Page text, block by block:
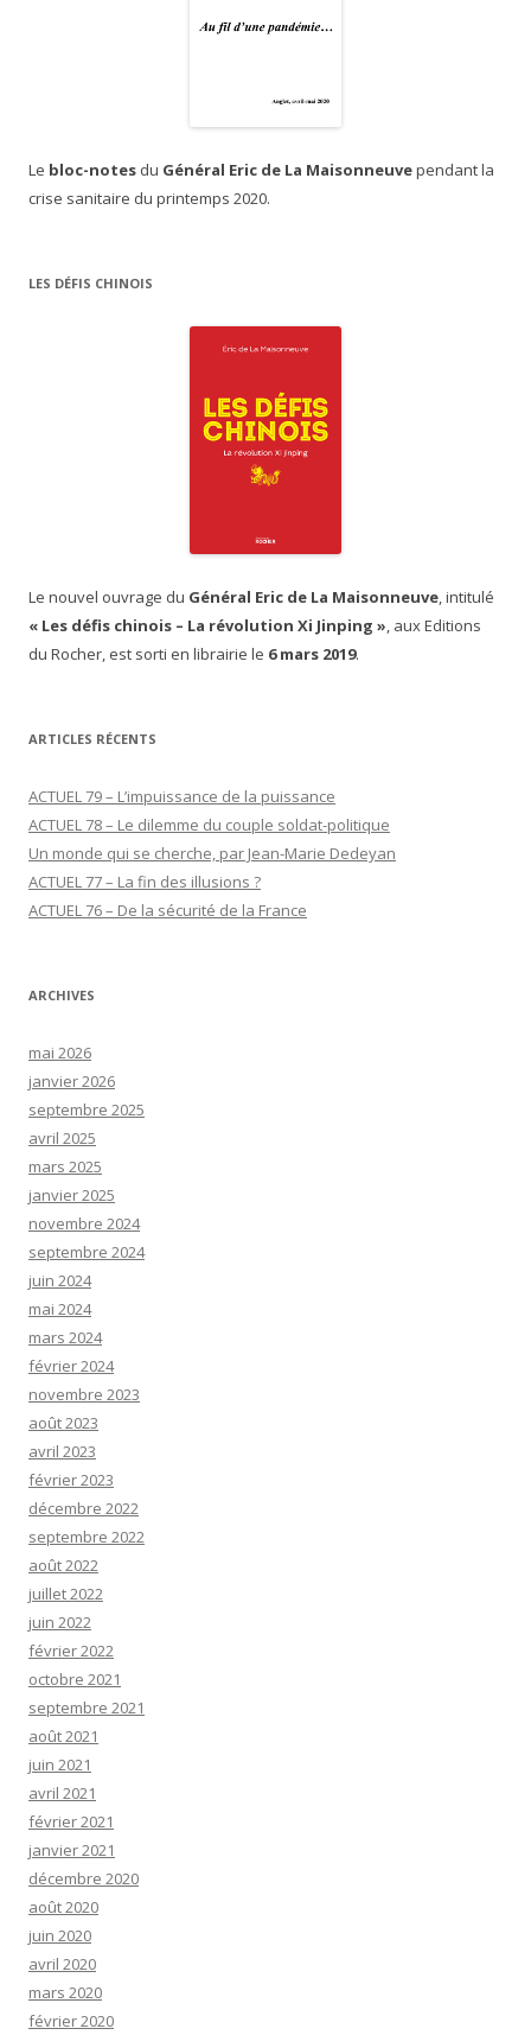
Le bloc-notes du Général Eric de La Maisonneuvependant la
crise sanitaire du printemps 2020.
LES DÉFIS CHINOIS
Le nouvel ouvrage du Général Eric de La Maisonneuve, intitulé
« Les défis chinois – La révolution Xi Jinping », aux Editions
du Rocher, est sorti en librairie le 6 mars 2019.
ARTICLES RÉCENTS
ACTUEL 79 – L’impuissance de la puissance
ACTUEL 78 – Le dilemme du couple soldat-politique
Un monde qui se cherche, par Jean-Marie Dedeyan
ACTUEL 77 – La fin des illusions ?
ACTUEL 76 – De la sécurité de la France
ARCHIVES
mai 2026
janvier 2026
septembre 2025
avril 2025
mars 2025
janvier 2025
novembre 2024
septembre 2024
juin 2024
mai 2024
mars 2024
février 2024
novembre 2023
août 2023
avril 2023
février 2023
décembre 2022
septembre 2022
août 2022
juillet 2022
juin 2022
février 2022
octobre 2021
septembre 2021
août 2021
juin 2021
avril 2021
février 2021
janvier 2021
décembre 2020
août 2020
juin 2020
avril 2020
mars 2020
février 2020